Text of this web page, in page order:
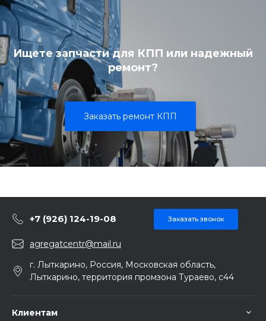
Ищете запчасти для КПП или надежный
ремонт?
Заказать ремонт КПП
+7 (926) 124-19-08 Заказать звонок
agregatcentr@mail.ru
г. Лыткарино, Россия, Московская область,
Лыткарино, территория промзона Тураево, с44
Клиентам